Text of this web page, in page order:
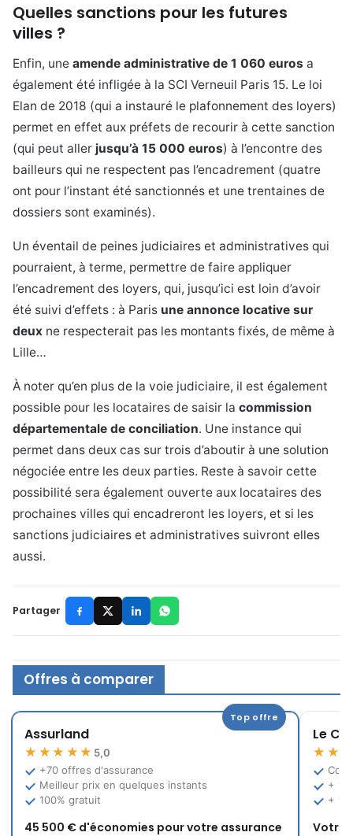
Quelles sanctions pour les futures
villes ?
Enfin, une amende administrative de 1 060 euros a
également été infligée à la SCI Verneuil Paris 15. Le loi
Elan de 2018 (qui a instauré le plafonnement des loyers)
permet en effet aux préfets de recourir à cette sanction
(qui peut aller jusqu’à 15 000 euros) à l’encontre des
bailleurs qui ne respectent pas l’encadrement (quatre
ont pour l’instant été sanctionnés et une trentaines de
dossiers sont examinés).
Un éventail de peines judiciaires et administratives qui
pourraient, à terme, permettre de faire appliquer
l’encadrement des loyers, qui, jusqu’ici est loin d’avoir
été suivi d’effets : à Paris une annonce locative sur
deux ne respecterait pas les montants fixés, de même à
Lille…
À noter qu’en plus de la voie judiciaire, il est également
possible pour les locataires de saisir la commission
départementale de conciliation. Une instance qui
permet dans deux cas sur trois d’aboutir à une solution
négociée entre les deux parties. Reste à savoir cette
possibilité sera également ouverte aux locataires des
prochaines villes qui encadreront les loyers, et si les
sanctions judiciaires et administratives suivront elles
aussi.
Partager
Offres à comparer
Top offre
Assurland
★★★★★ 5,0
+70 offres d'assurance
Meilleur prix en quelques instants
100% gratuit
45 500 € d'économies pour votre assurance
Le
+
+ 10
Votre